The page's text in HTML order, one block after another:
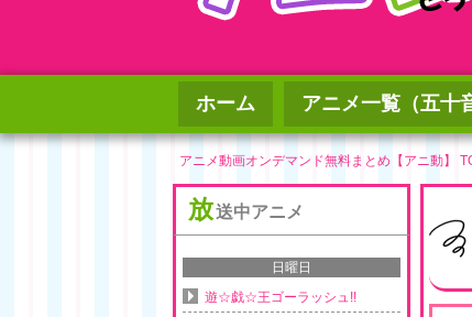
ホーム アニメ一覧（五十
アニメ動画オンデマンド無料まとめ【アニ動】
放送中アニメ
日曜日
遊☆戯☆王ゴーラッシュ!!